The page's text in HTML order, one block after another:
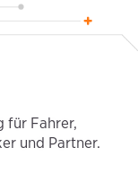
für Fahrer,
und Partner.